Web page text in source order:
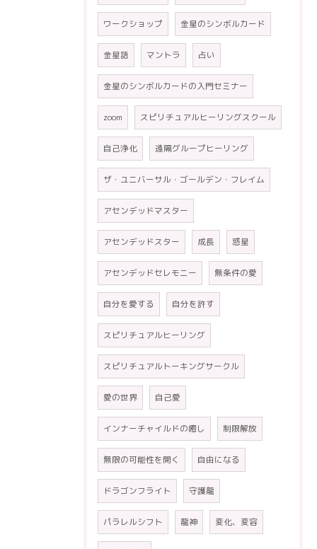
ワークショップ 金星のシンボルカード
金星語 マントラ 占い
金星のシンボルカードの入門セミナー
zoom スピリチュアルヒーリングスクール
自己浄化 遠隔グループヒーリング
ザ・ユニバーサル・ゴールデン・フレイム
アセンデッドマスター
アセンデッドスター 成長 惑星
アセンデッドセレモニー 無条件の愛
自分を愛する 自分を許す
スピリチュアルヒーリング
スピリチュアルトーキングサークル
愛の世界 自己愛
インナーチャイルドの癒し 制限解放
無限の可能性を開く 自由になる
ドラゴンフライト 守護龍
パラレルシフト 龍神 変化、変容